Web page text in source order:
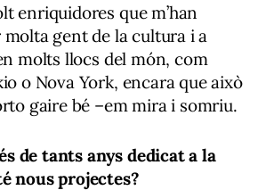
enriquidores que m’han
gent de la cultura i a
molts llocs del món, com
o Nova York, encara que això
gaire bé –em mira i somriu.
de tants anys dedicat a la
nous projectes?